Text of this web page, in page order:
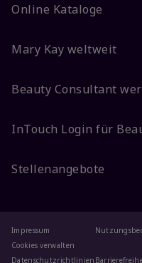
Online Kataloge
Mary Kay weltweit
Beauty Consultant
InTouch Login für
Stellenangebote
Impressum
Cookies verwalten
Datenschutzrichtlinien